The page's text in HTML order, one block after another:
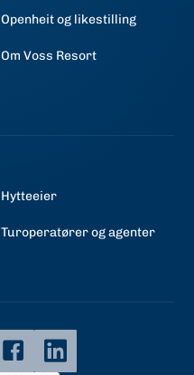
Openheit og likestilling
Om Voss Resort
Hytteeier
Turoperatører og agenter